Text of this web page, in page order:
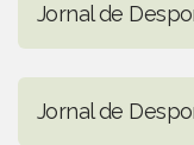
Jornal de
Jornal de